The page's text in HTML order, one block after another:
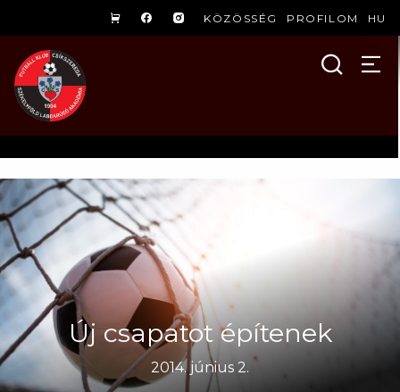
KÖZÖSSÉG PROFILOM HU
Új csapatot építenek
2014. június 2.